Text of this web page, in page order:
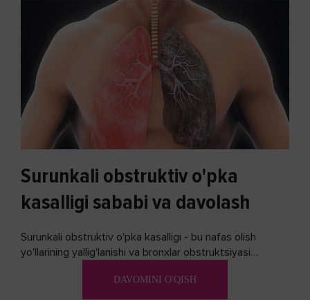
Surunkali obstruktiv o'pka
kasalligi sababi va davolash
Surunkali obstruktiv o'pka kasalligi - bu nafas olish
yo'llarining yallig'lanishi va bronxlar obstruktsiyasi
DAVOMINI O'QISH